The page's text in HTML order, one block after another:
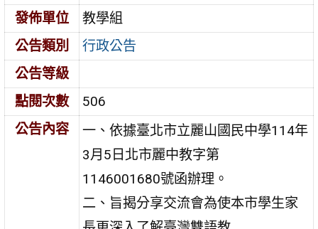
發佈單位
教學組
公告類別
行政公告
公告等級
點閱次數
506
公告內容
一、依據臺北市立麗山國民中學114年
3月5日北市麗中教字第
1146001680號函辦理。
二、旨揭分享交流會為使本市學生家